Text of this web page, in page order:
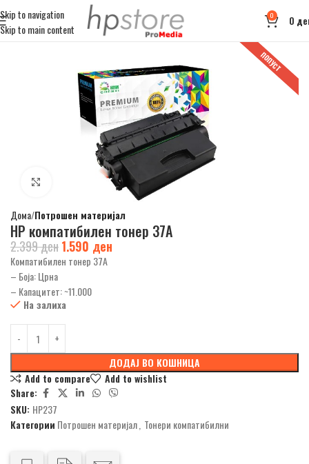
Skip to navigation
Skip to main content
0 0
Click to enlarge
ПОПУСТ
Дома Потрошен материјал
HP компатибилен тонер 37A
2.399ден1.590 ден
Компатибилен тонер 37А
– Боја: Црна
– Капацитет: ~11.000
На залиха
ДОДАЈ ВО КОШНИЦА
Add to compare
Add to wishlist
Share:
SKU: HP237
Категории Потрошен материјал, Тонери компатибилни